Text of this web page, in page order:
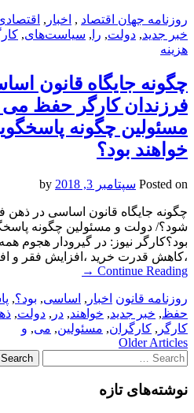
روزنامه جهان اقتصاد , اخبار ,
خبر جدید, دولت, را , سیاست‌های,
هزینه
چگونه جایگاه قانون
فرزندان کارگر حفظ
مسئولین چگونه
خواهند بود؟
Posted on سپتامبر 3, 2018
چگونه جایگاه قانون اساسی در
شود؟/ دولت و مسئولین چگونه
بود؟کارگر نیوز: در گیرودار هجوم
،کاهش قدرت خرید ،افزایش فقر و
Continue Reading
→
روزنامه قانون اخبار , اساسی, بود؟,
حفظ, خبر جدید, خواهند, در , دولت,
کارگر , کارگران, مسئولین, می, و
Post
navigation
Older Articles
Search
for:
نوشته‌های تازه